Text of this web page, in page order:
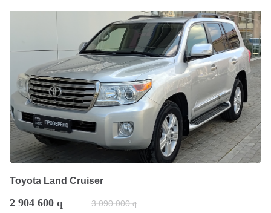
Toyota Land Cruiser
2 904 600 q 3 090 000 q